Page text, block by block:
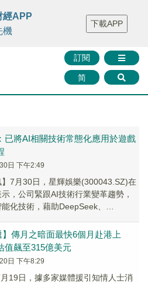
FINMETA 財華證券 媒體矩陣
智庫沙龍
聯絡我們
訂閱
简
經APP
機
下載APP
已將AI相關技術常態化應用於遊戲
日 下午2:49
】7月30日，星輝娛樂(300043.SZ)在
，公司緊跟AI技術行業變革趨勢，
化技術，藉助DeepSeek、
】傳月之暗面最快6個月赴港上
值飆至315億美元
日 下午8:29
19日，據多家媒體援引知情人士消